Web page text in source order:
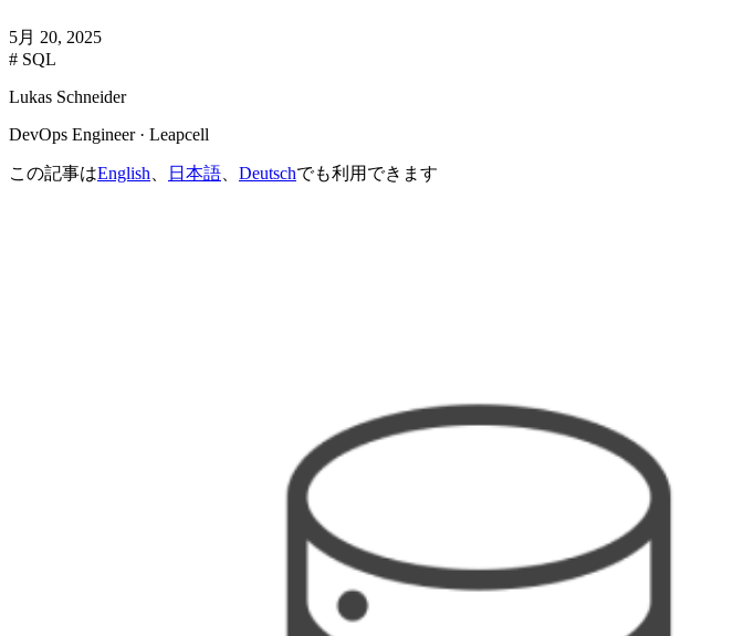
5月 20, 2025
# SQL
Lukas Schneider
DevOps Engineer · Leapcell
この記事はEnglish 日本語 Deutschでも利用できます